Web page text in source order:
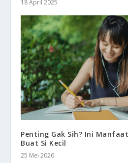
18 April 2025
Penting Gak Sih? Ini
Buat Si Kecil
25 Mei 2026